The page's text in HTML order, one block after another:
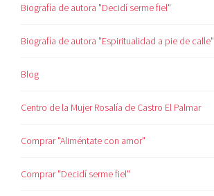
Biografía de autora "Decidí serme fiel"
Biografía de autora "Espiritualidad a pie de calle"
Blog
Centro de la Mujer Rosalía de Castro El Palmar
Comprar "Aliméntate con amor"
Comprar "Decidí serme fiel"